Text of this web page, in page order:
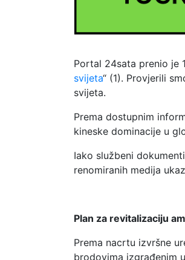
Portal 24sata prenio je
svijeta“ (1). Provjerili
svijeta.
Prema dostupnim
kineske dominacije u
Iako službeni
renomiranih medija
Plan za revitalizaciju
Prema nacrtu izvršne
brodovima izgrađenim